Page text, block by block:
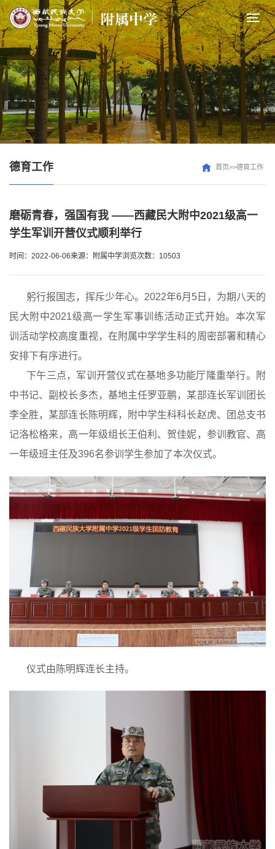
德育工作 首页>>德育工作
磨砺青春，强国有我 ——西藏民大附中2021级高一
学生军训开营仪式顺利举行
时间：2022-06-06来源：附属中学浏览次数：10503
躬行报国志，挥斥少年心。2022年6月5日，为期八天的
民大附中2021级高一学生军事训练活动正式开始。本次军
训活动学校高度重视，在附属中学学生科的周密部署和精心
安排下有序进行。
下午三点，军训开营仪式在基地多功能厅隆重举行。附
中书记、副校长多杰，基地主任罗亚鹏，某部连长军训团长
李全胜，某部连长陈明辉，附中学生科科长赵虎、团总支书
记洛松格来，高一年级组长王伯利、贺佳妮，参训教官、高
一年级班主任及396名参训学生参加了本次仪式。
仪式由陈明辉连长主持。